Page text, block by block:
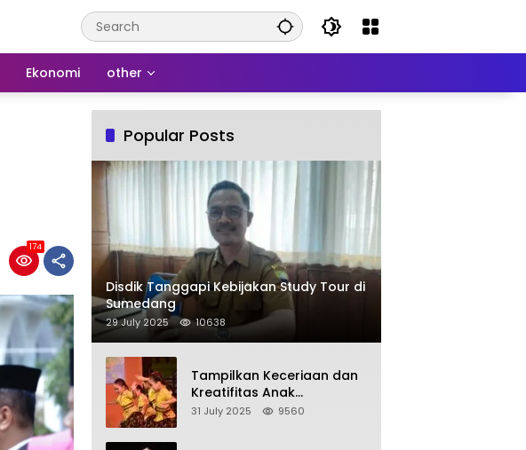
Ekonomi other
174
Popular Posts
Disdik Tanggapi Kebijakan Study Tour di
Sumedang
29 July 2025 10638
Tampilkan Keceriaan dan
Kreatifitas Anak
Sumedang, Gebyar HAN
31 July 2025 9560